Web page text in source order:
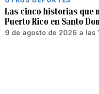
Las cinco historias que
Puerto Rico en Santo
9 de agosto de 2026 a las